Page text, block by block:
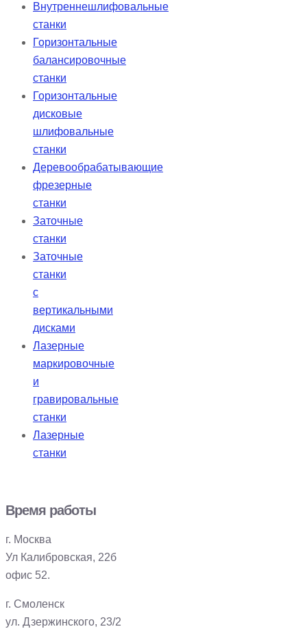
Внутреннешлифовальные
станки
Горизонтальные
балансировочные
станки
Горизонтальные
дисковые
шлифовальные
станки
Деревообрабатывающие
фрезерные
станки
Заточные
станки
Заточные
станки
с
вертикальными
дисками
Лазерные
маркировочные
и
гравировальные
станки
Лазерные
станки
Время работы
г. Москва
Ул Калибровская, 22б
офис 52.
г. Смоленск
ул. Дзержинского, 23/2